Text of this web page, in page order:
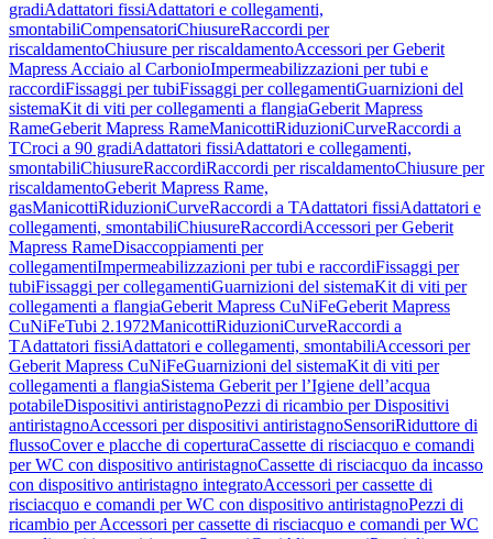
gradiAdattatori fissiAdattatori e collegamenti,
smontabiliCompensatoriChiusureRaccordi per
riscaldamentoChiusure per riscaldamentoAccessori per Geberit
Mapress Acciaio al CarbonioImpermeabilizzazioni per tubi e
raccordiFissaggi per tubiFissaggi per collegamentiGuarnizioni del
sistemaKit di viti per collegamenti a flangiaGeberit Mapress
RameGeberit Mapress RameManicottiRiduzioniCurveRaccordi a
TCroci a 90 gradiAdattatori fissiAdattatori e collegamenti,
smontabiliChiusureRaccordiRaccordi per riscaldamentoChiusure per
riscaldamentoGeberit Mapress Rame,
gasManicottiRiduzioniCurveRaccordi a TAdattatori fissiAdattatori e
collegamenti, smontabiliChiusureRaccordiAccessori per Geberit
Mapress RameDisaccoppiamenti per
collegamentiImpermeabilizzazioni per tubi e raccordiFissaggi per
tubiFissaggi per collegamentiGuarnizioni del sistemaKit di viti per
collegamenti a flangiaGeberit Mapress CuNiFeGeberit Mapress
CuNiFeTubi 2.1972ManicottiRiduzioniCurveRaccordi a
TAdattatori fissiAdattatori e collegamenti, smontabiliAccessori per
Geberit Mapress CuNiFeGuarnizioni del sistemaKit di viti per
collegamenti a flangiaSistema Geberit per l’Igiene dell’acqua
potabileDispositivi antiristagnoPezzi di ricambio per Dispositivi
antiristagnoAccessori per dispositivi antiristagnoSensoriRiduttore di
flussoCover e placche di coperturaCassette di risciacquo e comandi
per WC con dispositivo antiristagnoCassette di risciacquo da incasso
con dispositivo antiristagno integratoAccessori per cassette di
risciacquo e comandi per WC con dispositivo antiristagnoPezzi di
ricambio per Accessori per cassette di risciacquo e comandi per WC